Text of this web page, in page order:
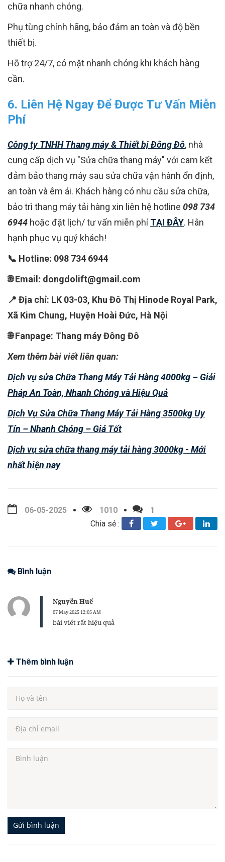
chữa nhanh chóng.
Phụ tùng chính hãng, bảo đảm an toàn và độ bền
thiết bị.
Hỗ trợ 24/7, có mặt nhanh chóng khi khách hàng
cần.
6. Liên Hệ Ngay Để Được Tư Vấn Miễn
Phí
Công ty TNHH Thang máy & Thiết bị Đông Đô, nhà
cung cấp dịch vụ "Sửa chữa thang máy" với cam kết
đảm bảo thang máy sau sửa chữa vận hành ổn định,
an toàn và êm ái. Khách hàng có nhu cầu sửa chữa,
bảo trì thang máy tải hàng xin liên hệ hotline 098 734
6944 hoặc đặt lịch/ tư vấn miễn phíTẠI ĐÂY. Hân
hạnh phục vụ quý khách!
📞 Hotline: 098 734 6944
🌐 Email: dongdolift@gmail.com
📍 Địa chỉ: LK 03-03, Khu Đô Thị Hinode Royal Park,
Xã Kim Chung, Huyện Hoài Đức, Hà Nội
🌐 Fanpage: Thang máy Đông Đô
Xem thêm bài viết liên quan:
Dịch vụ sửa Chữa Thang Máy Tải Hàng 4000kg – Giải
Pháp An Toàn, Nhanh Chóng và Hiệu Quả
Dịch Vụ Sửa Chữa Thang Máy Tải Hàng 3500kg Uy
Tín – Nhanh Chóng – Giá Tốt
Dịch vụ sửa chữa thang máy tải hàng 3000kg - Mới
nhất hiện nay
06-05-2025 1010
1
Chia sẻ :
Bình luận
Nguyễn Huế
07 May 2025 12:05 AM
bài viết rất hiệu quả
Thêm bình luận
Gửi bình luận